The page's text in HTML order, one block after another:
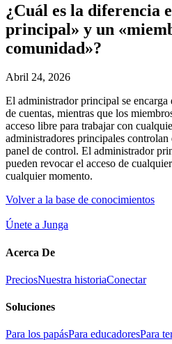
¿Cuál es la diferencia
principal» y un
comunidad»?
Abril 24, 2026
El administrador principal se
de cuentas, mientras que los
acceso libre para trabajar con
administradores principales controlan
panel de control. El administrador
pueden revocar el acceso de
cualquier momento.
Volver a la base de conocimientos
Únete a Junga
Acerca De
PreciosNuestra historiaConectar
Soluciones
Para los papásPara educadoresPara